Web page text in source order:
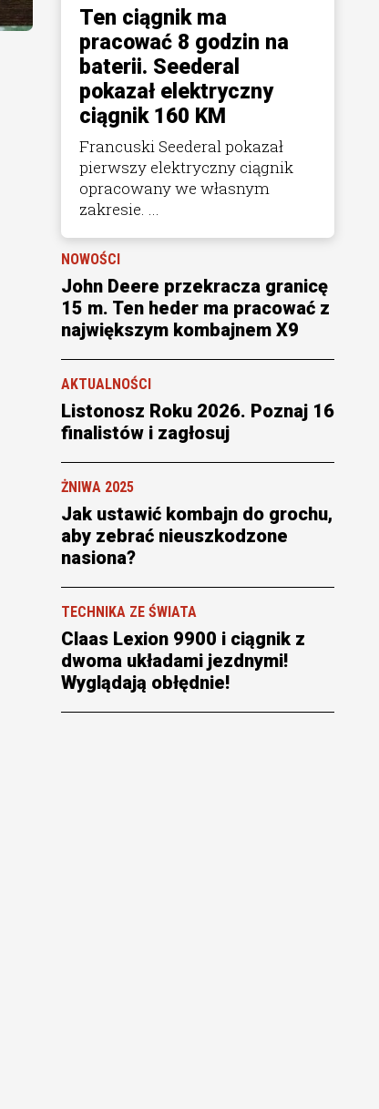
Ten ciągnik ma
pracować 8 godzin na
baterii. Seederal
pokazał elektryczny
ciągnik 160 KM
Francuski Seederal pokazał
pierwszy elektryczny ciągnik
opracowany we własnym
zakresie. ...
NOWOŚCI
John Deere przekracza granicę
15 m. Ten heder ma pracować z
największym kombajnem X9
AKTUALNOŚCI
Listonosz Roku 2026. Poznaj 16
finalistów i zagłosuj
ŻNIWA 2025
Jak ustawić kombajn do grochu,
aby zebrać nieuszkodzone
nasiona?
TECHNIKA ZE ŚWIATA
Claas Lexion 9900 i ciągnik z
dwoma układami jezdnymi!
Wyglądają obłędnie!